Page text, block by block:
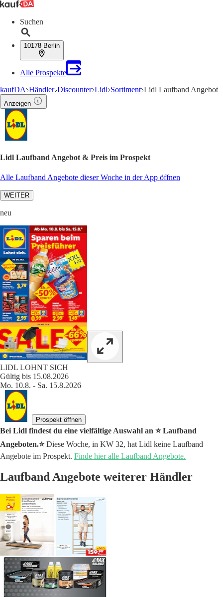
Suchen
10178 Berlin
Alle Prospekte
kaufDA Händler Discounter Lidl Sortiment Lidl Laufband Angebot
Anzeigen
Lidl Laufband Angebot & Preis im Prospekt
Alle Laufband Angebote dieser Woche in der App öffnen
WEITER
neu
LIDL LOHNT SICH
Gültig bis 15.08.2026
Mo. 10.8. - Sa. 15.8.2026
Prospekt öffnen
Bei Lidl findest du eine vielfältige Auswahl an ⭐️ Laufband
Angeboten.⭐️Diese Woche, in KW 32, hat Lidl keine Laufband
Angebote im Prospekt. Finde hier alle Laufband Angebote.
Laufband Angebote weiterer Händler